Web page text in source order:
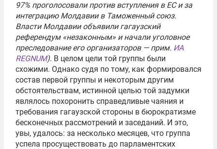
97% проголосовали против вступления в ЕС и за
интеграцию Молдавии в Таможенный союз.
Власти Молдавии объявили гагаузский
референдум «незаконным» и начали уголовное
преследование его организаторов — прим. ИА
REGNUM). В целом цели той группы были
схожими. Однако судя по тому, как формировался
состав первой группы и некоторым другим
обстоятельствам, истинной целью той задумки
являлось похоронить справедливые чаяния и
требования гагаузской стороны в бюрократизме
бесконечных рассмотрений и заседаний. И это,
увы, удалось: за несколько месяцев, что группа
успела просуществовать до парламентских